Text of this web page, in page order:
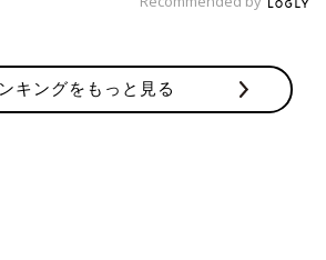
キングをもっと見る